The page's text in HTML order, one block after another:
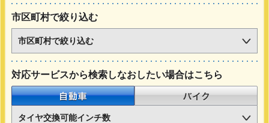
市区町村で絞り込む
市区町村で絞り込む
対応サービスから検索しなおしたい場合はこちら
自動車
タイヤ交換可能インチ数